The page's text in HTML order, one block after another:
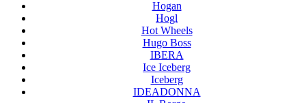
Hogan
Hogl
Hot Wheels
Hugo Boss
IBERA
Ice Iceberg
Iceberg
IDEADONNA